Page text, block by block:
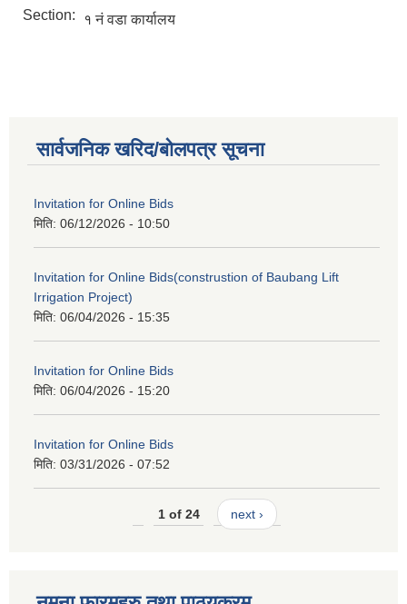
Section:
१ नं वडा कार्यालय
सार्वजनिक खरिद/बोलपत्र सूचना
Invitation for Online Bids
मिति: 06/12/2026 - 10:50
Invitation for Online Bids(construstion of Baubang Lift
Irrigation Project)
मिति: 06/04/2026 - 15:35
Invitation for Online Bids
मिति: 06/04/2026 - 15:20
Invitation for Online Bids
मिति: 03/31/2026 - 07:52
1 of 24 next ›